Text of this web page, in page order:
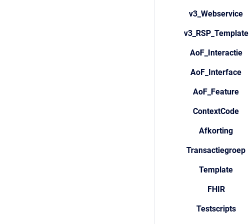
v3_Webservice
v3_RSP_Template
AoF_Interactie
AoF_Interface
AoF_Feature
ContextCode
Afkorting
Transactiegroep
Template
FHIR
Testscripts